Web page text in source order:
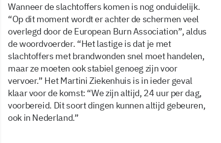
Wanneer de slachtoffers komen is nog onduidelijk.
“Op dit moment wordt er achter de schermen veel
overlegd door de European Burn Association”, aldus
de woordvoerder. “Het lastige is dat je met
slachtoffers met brandwonden snel moet handelen,
maar ze moeten ook stabiel genoeg zijn voor
vervoer.” Het Martini Ziekenhuis is in ieder geval
klaar voor de komst: “We zijn altijd, 24 uur per dag,
voorbereid. Dit soort dingen kunnen altijd gebeuren,
ook in Nederland.”